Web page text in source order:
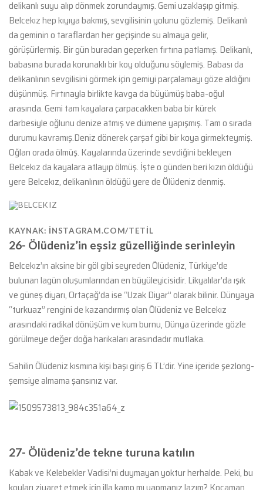
delikanlı suyu alıp dönmek zorundaymış. Gemi uzaklaşıp gitmiş.
Belcekız hep kıyıya bakmış, sevgilisinin yolunu gözlemiş. Delikanlı
da geminin o taraflardan her geçişinde su almaya gelir,
görüşürlermiş. Bir gün buradan geçerken fırtına patlamış. Delikanlı,
babasına burada korunaklı bir koy olduğunu söylemiş. Babası da
delikanlının sevgilisini görmek için gemiyi parçalamayı göze aldığını
düşünmüş. Fırtınayla birlikte kavga da büyümüş baba-oğul
arasında. Gemi tam kayalara çarpacakken baba bir kürek
darbesiyle oğlunu denize atmış ve dümene yapışmış. Tam o sırada
durumu kavramış.Deniz dönerek çarşaf gibi bir koya girmekteymiş.
Oğlan orada ölmüş. Kayalarında üzerinde sevdiğini bekleyen
Belcekız da kayalara atlayıp ölmüş. İşte o günden beri kızın öldüğü
yere Belcekız, delikanlının öldüğü yere de Ölüdeniz denmiş.
KAYNAK: INSTAGRAM.COM/TETIL
26- Ölüdeniz’in eşsiz güzelliğinde serinleyin
Belcekız’ın aksine bir göl gibi seyreden Ölüdeniz, Türkiye’de
bulunan lagün oluşumlarından en büyüleyicisidir. Likyalılar’da ışık
ve güneş diyarı, Ortaçağ’da ise “Uzak Diyar” olarak bilinir. Dünyaya
“turkuaz” rengini de kazandırmış olan Ölüdeniz ve Belcekız
arasındaki radikal dönüşüm ve kum burnu, Dünya üzerinde gözle
görülmeye değer doğa harikaları arasındadır mutlaka.
Sahilin Ölüdeniz kısmına kişi başı giriş 6 TL’dir. Yine içeride şezlong-
şemsiye almama şansınız var.
27- Ölüdeniz’de tekne turuna katılın
Kabak ve Kelebekler Vadisi’ni duymayan yoktur herhalde. Peki, bu